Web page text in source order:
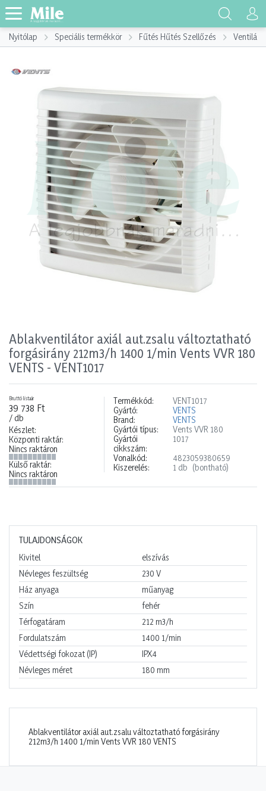
Nyitólap Speciális termékkör Fűtés Hűtés Szellőzés
Ablakventilátor axiál aut.zsalu változtatható
forgásirány 212m3/h 1400 1/min Vents VVR 180
VENTS - VENT1017
Bruttó listaár
39 738 Ft
/ db
Készlet:
Központi raktár:
Nincs raktáron
Külső raktár:
Nincs raktáron
Termékkód:
VENT1017
Gyártó:
VENTS
Brand:
VENTS
Gyártói típus:
Vents VVR 180
Gyártói
cikkszám:
1017
Vonalkód:
4823059380659
Kiszerelés:
1 db (bontható)
TULAJDONSÁGOK
Kivitel
elszívás
Névleges feszültség
230 V
Ház anyaga
műanyag
Szín
fehér
Térfogatáram
212 m3/h
Fordulatszám
1400 1/min
Védettségi fokozat (IP)
IPX4
Névleges méret
180 mm
Ablakventilátor axiál aut.zsalu változtatható forgásirány
212m3/h 1400 1/min Vents VVR 180 VENTS